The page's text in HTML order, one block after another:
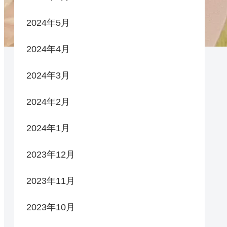
2024年5月
2024年4月
2024年3月
2024年2月
2024年1月
2023年12月
2023年11月
2023年10月